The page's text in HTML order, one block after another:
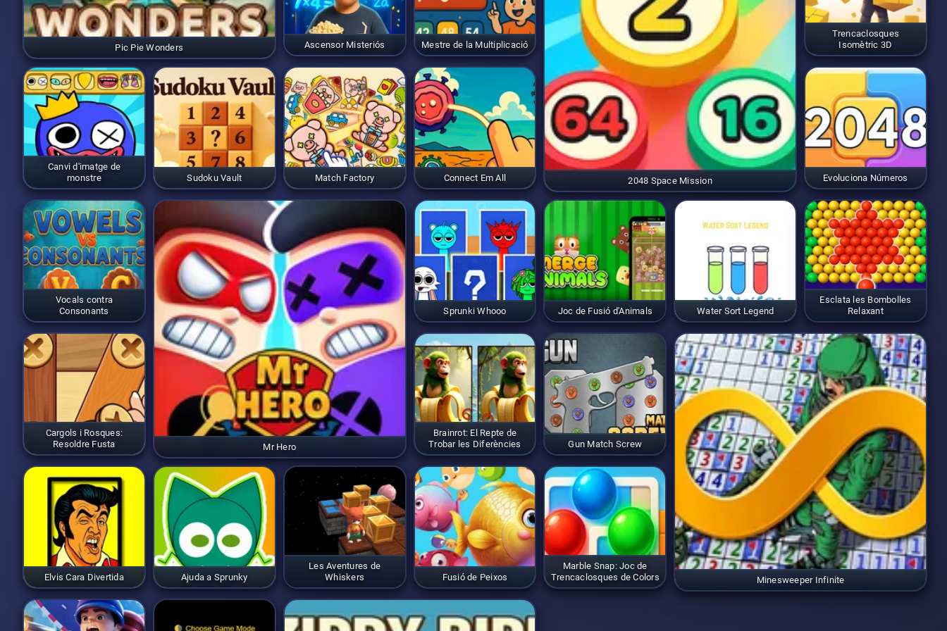
Pic Pie Wonders Ascensor Misteriós Mestre de la Multiplicació
2048 Space Mission
Trencaclosques
Isomètric 3D
Canvi d'imatge de
monstre
Sudoku Vault Match Factory Connect Em All Evoluciona Números
Vocals contra
Consonants
Mr Hero
Sprunki Whooo Joc de Fusió d'Animals Water Sort Legend
Esclata les Bombolles
Relaxant
Cargols i Rosques:
Resoldre Fusta
Brainrot: El Repte de
Trobar les Diferències
Gun Match Screw
Minesweeper Infinite
Elvis Cara Divertida Ajuda a Sprunky
Les Aventures de
Whiskers
Fusió de Peixos
Marble Snap: Joc de
Trencaclosques de Colors